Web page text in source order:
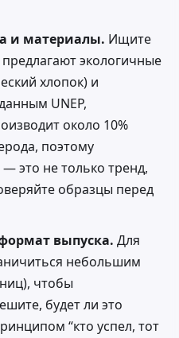
и материалы. Ищите
экологичные
хлопок) и
UNEP,
около 10%
поэтому
это не только тренд,
образцы перед
выпуска. Для
небольшим
чтобы
будет ли это
“кто успел, тот